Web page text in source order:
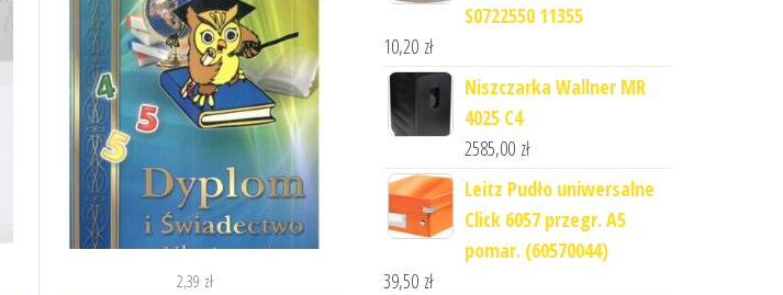
2,39 zł
S0722550 11355
10,20 zł
Niszczarka Wallner MR
4025 C4
2585,00 zł
Leitz Pudło uniwersalne
Click 6057 przegr. A5
pomar. (60570044)
39,50 zł